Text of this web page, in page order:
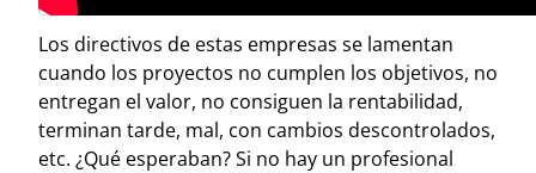
Los directivos de estas empresas se lamentan
cuando los proyectos no cumplen los objetivos, no
entregan el valor, no consiguen la rentabilidad,
terminan tarde, mal, con cambios descontrolados,
etc. ¿Qué esperaban? Si no hay un profesional